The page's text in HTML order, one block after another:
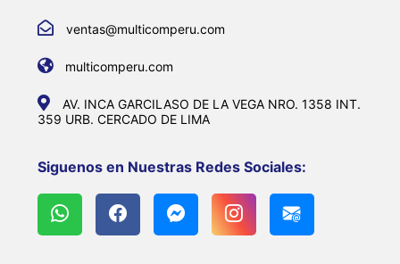
ventas@multicomperu.com
multicomperu.com
AV. INCA GARCILASO DE LA VEGA NRO. 1358 INT.
359 URB. CERCADO DE LIMA
Siguenos en Nuestras Redes Sociales: